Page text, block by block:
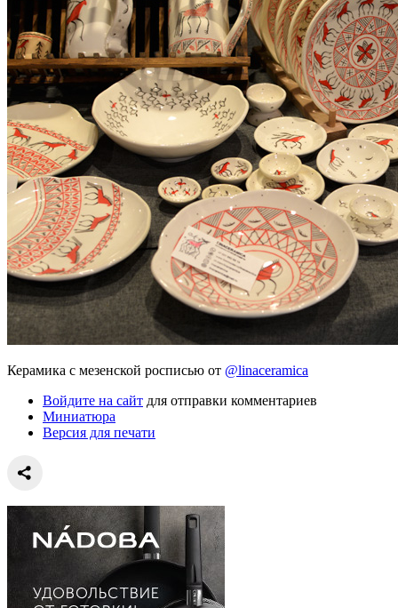
Керамика с мезенской росписью от @linaceramica
Войдите на сайт для отправки комментариев
Миниатюра
Версия для печати